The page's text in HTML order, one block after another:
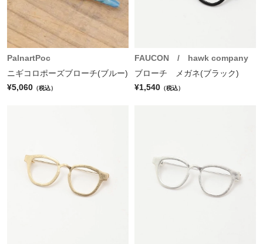
PalnartPoc
ニギコロポーズブローチ(ブルー)
¥5,060 （税込）
FAUCON / hawk company
ブローチ メガネ(ブラック)
¥1,540 （税込）